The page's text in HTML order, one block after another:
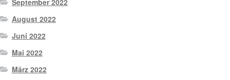
August 2022
Juni 2022
Mai 2022
März 2022